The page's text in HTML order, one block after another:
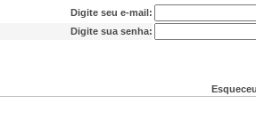
Digite seu e-mail:
Digite sua senha: